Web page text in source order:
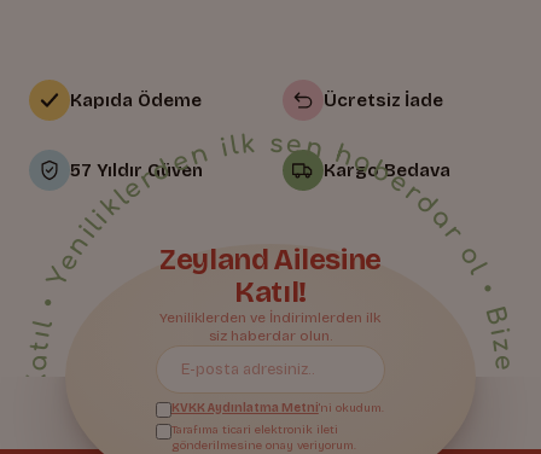
Kapıda Ödeme
57 Yıldır Güven
Ücretsiz İade
Kargo Bedava
Bize Katıl• Yeniliklerden ilk sen haberdar ol • Bize Katıl • Yeniliklerden ilk sen haberdar ol • Bize Katıl • Yeniliklerden ilk sen haberdar ol • Bize Katıl • Yeniliklerden ilk sen haberdar ol • Bize Katıl • Yeniliklerden ilk sen haberdar ol • Bize Katıl • Yeniliklerden ilk sen haberdar ol • Bize Katıl • Yeniliklerden ilk sen haberdar ol • Bize Katıl • Yeniliklerden ilk sen haberdar ol • Bize Katıl • Yeniliklerden ilk sen haberdar ol • Bize Katıl • Yeniliklerden ilk sen haberdar ol • Bize Katıl • Yeniliklerden ilk sen haberdar ol • Bize Katıl • Yeniliklerden ilk sen haberdar ol • Bize Katıl • Yeniliklerden ilk sen haberdar ol • Bize Katıl • Yeniliklerden ilk sen haberdar ol • Bize Katıl • Yeniliklerden ilk sen haberdar ol •
Zeyland Ailesine
Katıl!
Yeniliklerden ve İndirimlerden ilk
siz haberdar olun.
KVKK Aydınlatma Metni'ni okudum.
Tarafıma ticari elektronik ileti
gönderilmesine onay veriyorum.